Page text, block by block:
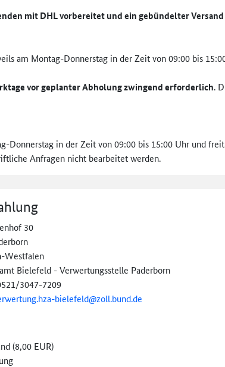
mit DHL vorbereitet und ein gebündelter
am Montag-Donnerstag in der Zeit von 09:00 bis
vor geplanter Abholung zwingend erforderlich.
Donnerstag in der Zeit von 09:00 bis 15:00 Uhr und
Anfragen nicht bearbeitet werden.
30
Westfalen
Bielefeld - Verwertungsstelle Paderborn
3047-7209
bielefeld@zoll.bund.de
(8,00 EUR)